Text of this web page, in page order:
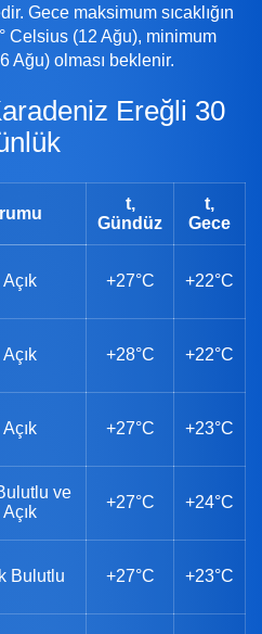
Gece maksimum sıcaklığın
Celsius (12 Ağu), minimum
Ağu) olması beklenir.
t,
Gündüz
t,
Gece
Açık +27°C +22°C
Açık +28°C +22°C
Açık +27°C +23°C
ve
Açık
+27°C +24°C
Bulutlu +27°C +23°C